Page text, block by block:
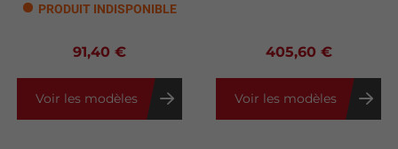
PRODUIT INDISPONIBLE
91,40 €
Voir les modèles
405,60 €
Voir les modèles